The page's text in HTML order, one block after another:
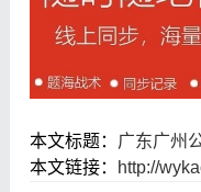
本文标题： 广东广州
本文链接：
http://